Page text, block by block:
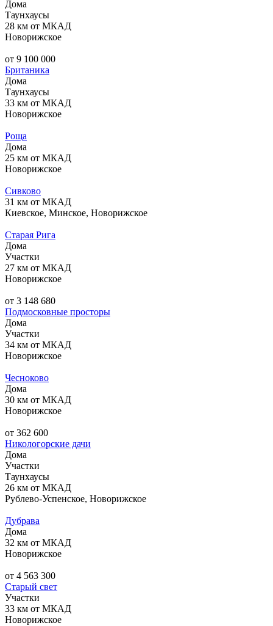
Дома
Таунхаусы
28 км от МКАД
Новорижское
от 9 100 000
Британика
Дома
Таунхаусы
33 км от МКАД
Новорижское
Роща
Дома
25 км от МКАД
Новорижское
Сивково
31 км от МКАД
Киевское, Минское, Новорижское
Старая Рига
Дома
Участки
27 км от МКАД
Новорижское
от 3 148 680
Подмосковные просторы
Дома
Участки
34 км от МКАД
Новорижское
Чесноково
Дома
30 км от МКАД
Новорижское
от 362 600
Никологорские дачи
Дома
Участки
Таунхаусы
26 км от МКАД
Рублево-Успенское, Новорижское
Дубрава
Дома
32 км от МКАД
Новорижское
от 4 563 300
Старый свет
Участки
33 км от МКАД
Новорижское